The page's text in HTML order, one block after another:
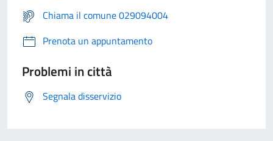
Chiama il comune 029094004
Prenota un appuntamento
Problemi in città
Segnala disservizio